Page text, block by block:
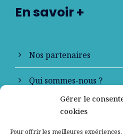
Gérer le
cookies
Pour offrir les meilleures
En savoir +
Nos partenaires
Qui sommes-nous ?
Contactez-nous
Mentions légales